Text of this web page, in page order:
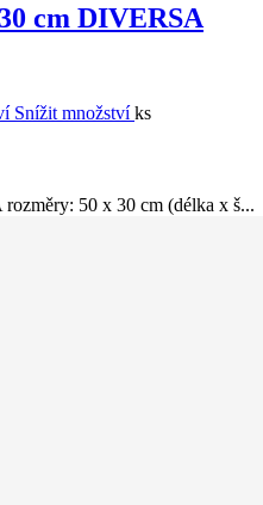
cm DIVERSA
Snížit množstvíks
50 x 30 cm (délka x š...